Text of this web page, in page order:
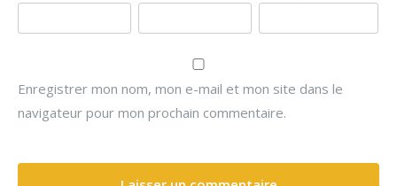
Enregistrer mon nom, mon e-mail et mon site dans le
navigateur pour mon prochain commentaire.